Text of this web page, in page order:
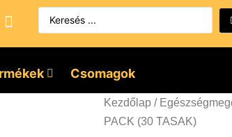
Csomagok
Kezdőlap /
PACK (30 TASAK)